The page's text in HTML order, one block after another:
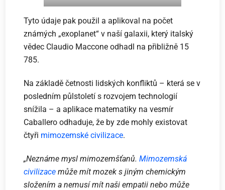
Tyto údaje pak použil a aplikoval na počet
známých „exoplanet“ v naší galaxii, který italský
vědec Claudio Maccone odhadl na přibližně 15
785.
Na základě četnosti lidských konfliktů – která se v
posledním půlstoletí s rozvojem technologií
snížila – a aplikace matematiky na vesmír
Caballero odhaduje, že by zde mohly existovat
čtyři mimozemské civilizace.
„Neznáme mysl mimozemšťanů.Mimozemská
civilizace může mít mozek s jiným chemickým
složením a nemusí mít naši empatii nebo může